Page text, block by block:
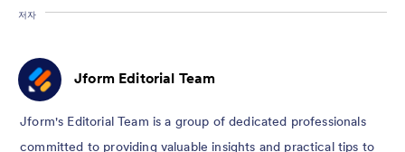
저자
Jform Editorial Team
Jform's Editorial Team is a group of dedicated professionals
committed to providing valuable insights and practical tips to